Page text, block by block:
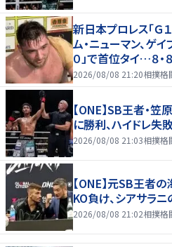
新日本プロレス「Ｇ
ム・ニューマン、ゲイ
０」で首位タイ…８
2026/08/08 21:20相撲格
【ONE】SB王者・
に勝利、ハイドレ失
2026/08/08 21:03相撲格
【ONE】元SB王者
KO負け、シアサラ
2026/08/08 21:02相撲格